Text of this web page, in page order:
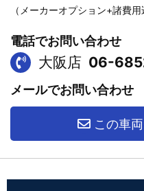
（メーカーオプション+諸費用
電話でお問い合わせ
大阪店 06-
メールでお問い合わせ
この車